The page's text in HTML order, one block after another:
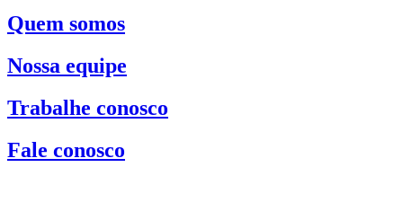
Quem somos
Nossa equipe
Trabalhe conosco
Fale conosco